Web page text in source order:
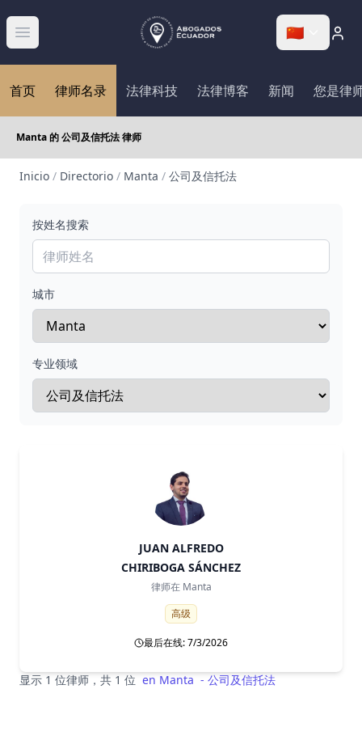
Abrir menú 🇨🇳
首页 律师名录 法律科技 法律博客 新闻 您是律
Manta 的 公司及信托法 律师
Inicio / Directorio / Manta / 公司及信托法
按姓名搜索
城市
专业领域
JUAN ALFREDO
CHIRIBOGA SÁNCHEZ
律师在 Manta
高级
最后在线: 7/3/2026
显示 1 位律师，共 1 位 en Manta - 公司及信托法